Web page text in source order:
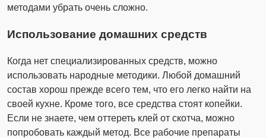
методами убрать очень сложно.
Использование домашних средств
Когда нет специализированных средств, можно
использовать народные методики. Любой домашний
состав хорош прежде всего тем, что его легко найти на
своей кухне. Кроме того, все средства стоят копейки.
Если не знаете, чем оттереть клей от скотча, можно
попробовать каждый метод. Все рабочие препараты